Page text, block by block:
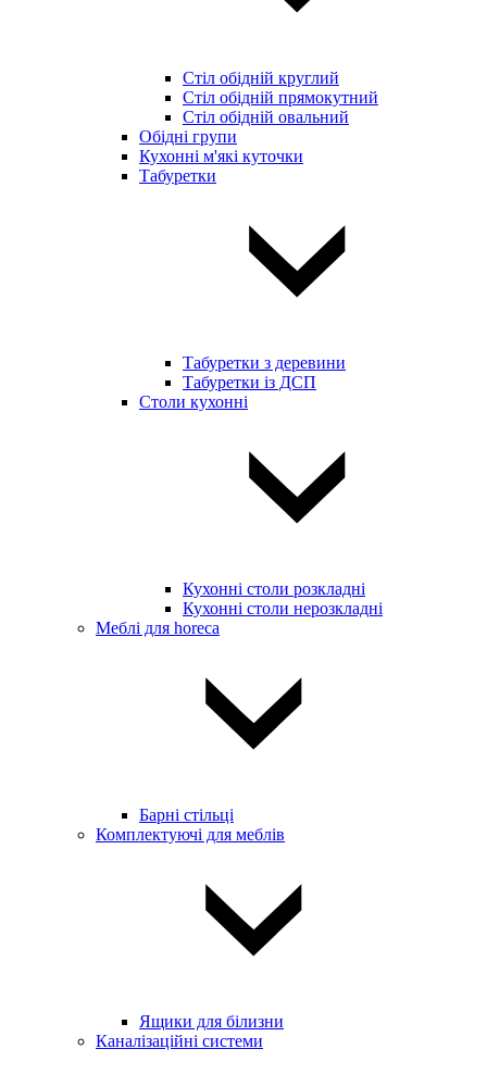
Стіл обідній круглий
Стіл обідній прямокутний
Стіл обідній овальний
Обідні групи
Кухонні м'які куточки
Табуретки
Табуретки з деревини
Табуретки із ДСП
Столи кухонні
Кухонні столи розкладні
Кухонні столи нерозкладні
Меблі для horeca
Барні стільці
Комплектуючі для меблів
Ящики для білизни
Каналізаційні системи